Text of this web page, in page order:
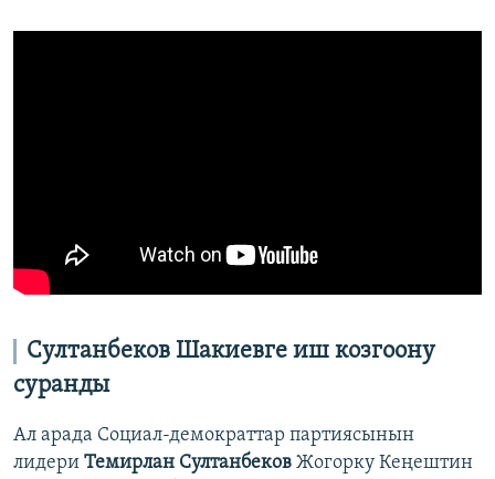
Султанбеков Шакиевге иш козгоону
суранды
Ал арада Социал-демократтар партиясынын
лидери Темирлан Султанбеков Жогорку Кеңештин